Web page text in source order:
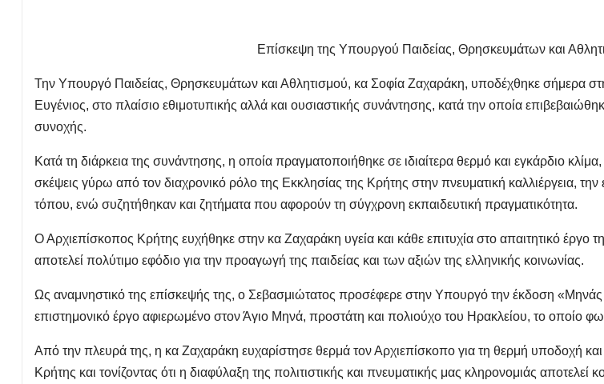
Επίσκεψη της Υπουργού Παιδείας, Θρησκευμάτων και
Την Υπουργό Παιδείας, Θρησκευμάτων και Αθλητισμού, κα Σοφία Ζαχαράκη, υποδέχθηκε σήμερα
Ευγένιος, στο πλαίσιο εθιμοτυπικής αλλά και ουσιαστικής συνάντησης, κατά την οποία
συνοχής.
Κατά τη διάρκεια της συνάντησης, η οποία πραγματοποιήθηκε σε ιδιαίτερα θερμό και εγκάρδιο
σκέψεις γύρω από τον διαχρονικό ρόλο της Εκκλησίας της Κρήτης στην πνευματική καλλιέργεια, την
τόπου, ενώ συζητήθηκαν και ζητήματα που αφορούν τη σύγχρονη εκπαιδευτική πραγματικότητα.
Ο Αρχιεπίσκοπος Κρήτης ευχήθηκε στην κα Ζαχαράκη υγεία και κάθε επιτυχία στο απαιτητικό έργο
αποτελεί πολύτιμο εφόδιο για την προαγωγή της παιδείας και των αξιών της ελληνικής κοινωνίας.
Ως αναμνηστικό της επίσκεψής της, ο Σεβασμιώτατος προσέφερε στην Υπουργό την έκδοση
επιστημονικό έργο αφιερωμένο στον Άγιο Μηνά, προστάτη και πολιούχο του Ηρακλείου, το οποίο
Από την πλευρά της, η κα Ζαχαράκη ευχαρίστησε θερμά τον Αρχιεπίσκοπο για τη θερμή υποδοχή και
Κρήτης και τονίζοντας ότι η διαφύλαξη της πολιτιστικής και πνευματικής μας κληρονομιάς αποτελεί